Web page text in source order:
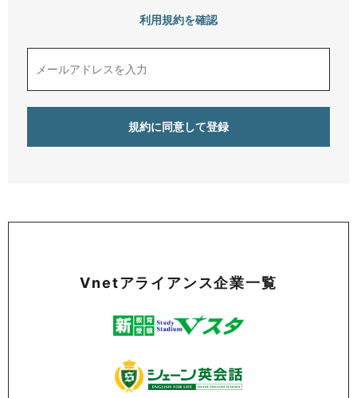
利用規約を確認
Vnetアライアンス企業一覧